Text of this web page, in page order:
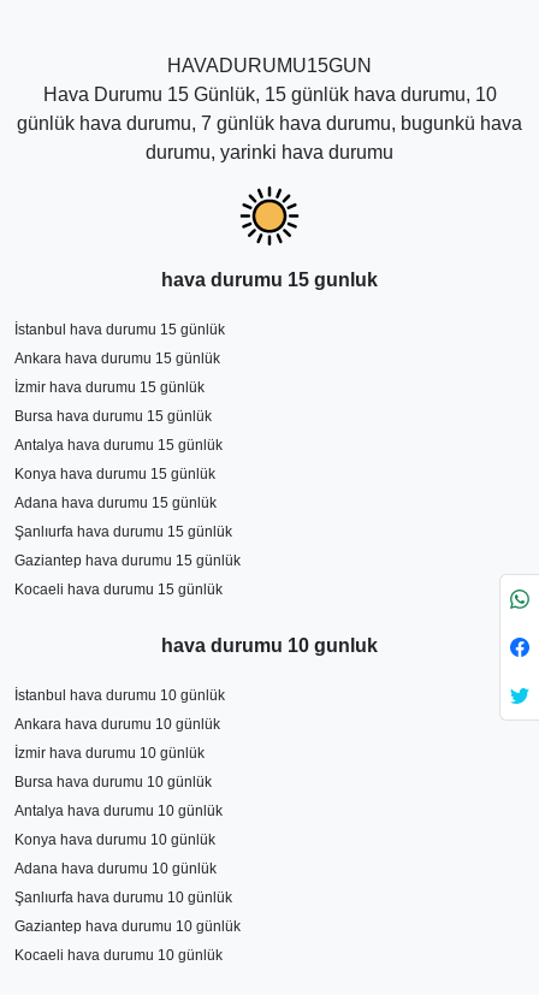
HAVADURUMU15GUN
Hava Durumu 15 Günlük, 15 günlük hava durumu, 10
günlük hava durumu, 7 günlük hava durumu, bugunkü hava
durumu, yarinki hava durumu
hava durumu 15 gunluk
İstanbul hava durumu 15 günlük
Ankara hava durumu 15 günlük
İzmir hava durumu 15 günlük
Bursa hava durumu 15 günlük
Antalya hava durumu 15 günlük
Konya hava durumu 15 günlük
Adana hava durumu 15 günlük
Şanlıurfa hava durumu 15 günlük
Gaziantep hava durumu 15 günlük
Kocaeli hava durumu 15 günlük
hava durumu 10 gunluk
İstanbul hava durumu 10 günlük
Ankara hava durumu 10 günlük
İzmir hava durumu 10 günlük
Bursa hava durumu 10 günlük
Antalya hava durumu 10 günlük
Konya hava durumu 10 günlük
Adana hava durumu 10 günlük
Şanlıurfa hava durumu 10 günlük
Gaziantep hava durumu 10 günlük
Kocaeli hava durumu 10 günlük